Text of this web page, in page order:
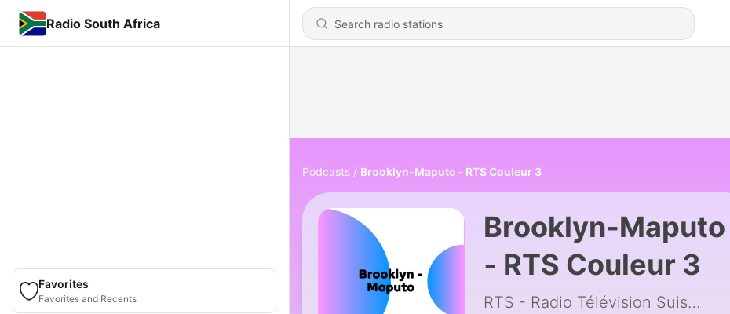
Radio South Africa
Favorites
Favorites and Recents
Podcasts Brooklyn-Maputo ‐ RTS Couleur 3
Brooklyn-Maputo
‐ RTS Couleur 3
RTS - Radio Télévision Suisse